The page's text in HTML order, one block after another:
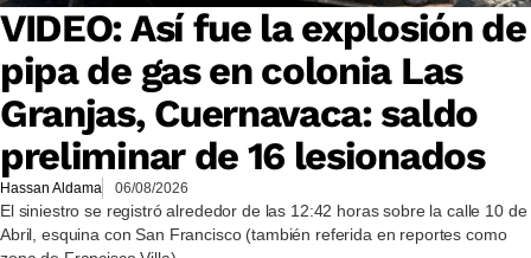
VIDEO: Así fue la explosión de
pipa de gas en colonia Las
Granjas, Cuernavaca: saldo
preliminar de 16 lesionados
Hassan Aldama 06/08/2026
El siniestro se registró alrededor de las 12:42 horas sobre la calle 10 de
Abril, esquina con San Francisco (también referida en reportes como